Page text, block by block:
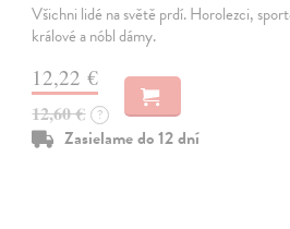
Všichni lidé na světě prdí. Horolezci,
králové a nóbl dámy.
12,22 €
12,60 € ?
Zasielame do 12 dní